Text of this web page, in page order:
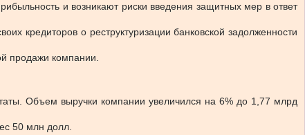
и возникают риски введения защитных мер в ответ
кредиторов о реструктуризации банковской задолженности
продажи компании.
Объем выручки компании увеличился на 6% до 1,77 млрд
50 млн долл.